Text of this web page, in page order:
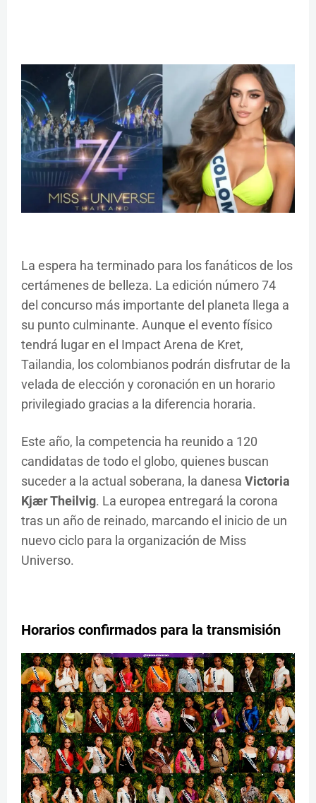
La espera ha terminado para los fanáticos de los
certámenes de belleza. La edición número 74
del concurso más importante del planeta llega a
su punto culminante. Aunque el evento físico
tendrá lugar en el Impact Arena de Kret,
Tailandia, los colombianos podrán disfrutar de la
velada de elección y coronación en un horario
privilegiado gracias a la diferencia horaria.
Este año, la competencia ha reunido a 120
candidatas de todo el globo, quienes buscan
suceder a la actual soberana, la danesa Victoria
Kjær Theilvig. La europea entregará la corona
tras un año de reinado, marcando el inicio de un
nuevo ciclo para la organización de Miss
Universo.
Horarios confirmados para la transmisión